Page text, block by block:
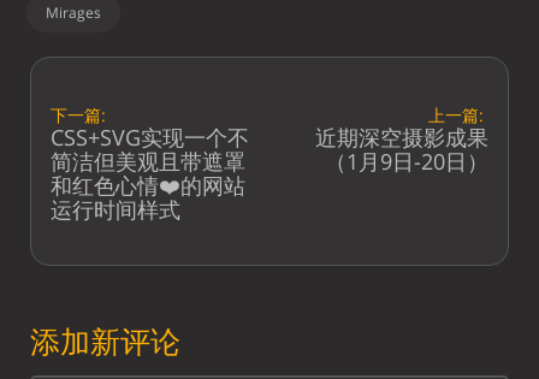
Mirages
下一篇:
CSS+SVG实现一个不
简洁但美观且带遮罩
和红色心情❤️的网站
运行时间样式
上一篇:
近期深空摄影成果
（1月9日-20日）
添加新评论